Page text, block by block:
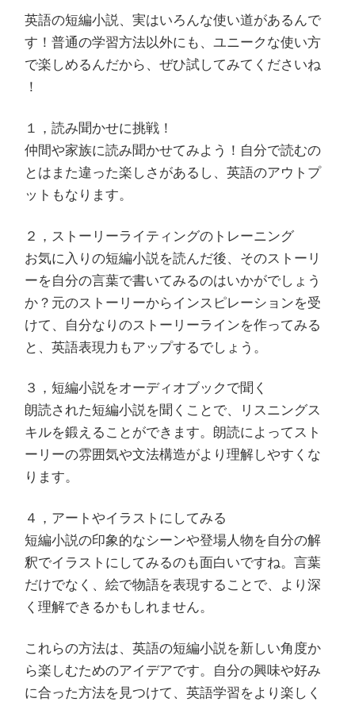
英語の短編小説、実はいろんな使い道があるんで
す！普通の学習方法以外にも、ユニークな使い方
で楽しめるんだから、ぜひ試してみてくださいね
！
１，読み聞かせに挑戦！
仲間や家族に読み聞かせてみよう！自分で読むの
とはまた違った楽しさがあるし、英語のアウトプ
ットもなります。
２，ストーリーライティングのトレーニング
お気に入りの短編小説を読んだ後、そのストーリ
ーを自分の言葉で書いてみるのはいかがでしょう
か？元のストーリーからインスピレーションを受
けて、自分なりのストーリーラインを作ってみる
と、英語表現力もアップするでしょう。
３，短編小説をオーディオブックで聞く
朗読された短編小説を聞くことで、リスニングス
キルを鍛えることができます。朗読によってスト
ーリーの雰囲気や文法構造がより理解しやすくな
ります。
４，アートやイラストにしてみる
短編小説の印象的なシーンや登場人物を自分の解
釈でイラストにしてみるのも面白いですね。言葉
だけでなく、絵で物語を表現することで、より深
く理解できるかもしれません。
これらの方法は、英語の短編小説を新しい角度か
ら楽しむためのアイデアです。自分の興味や好み
に合った方法を見つけて、英語学習をより楽しく